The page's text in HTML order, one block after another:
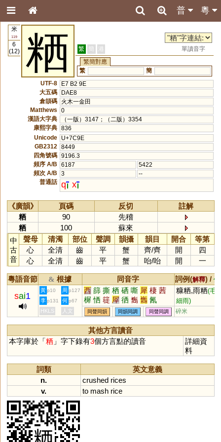
粵
普
米
119
6
(12)
粞 繁 簡 港
單讀音字
繁簡對應
繁
簡
UTF-8
E7 B2 9E
大五碼
DAE8
倉頡碼
火木一金田
Matthews
0
漢語大字典
（一版）3147；（二版）3354
康熙字典 836
Unicode
U+7C9E
GB2312
8449
四角號碼 9196.3
頻序 A/B
6187
5422
頻次 A/B
3
--
普通話 q x
《廣韻》 頁碼 反切
註解
粞
90
先稽
粞
100
蘇來
中
古
音
聲母 清濁 部位 聲調 韻攝 韻目 開合
等第
心
全清 齒 平 蟹 齊/齊 開
四
心
全清 齒 平 蟹 咍/咍 開 一
粵語音節 & 根據 同音字 詞例(解釋) /
sai1
黃 p10 周 p127 西 篩 撕 栖 硒 嘶 犀 棲 茜
樨 恓 簁 屖 徆 雟 巂 氥
糠粞,雨粞(毛
細雨)
李 p131 何 p67
HKLS 人文 同聲同韻 同韻同調 同聲同調 碎米
其他方言讀音
本字庫於「粞」字下錄有3個方言點的讀音
詳細資
料
詞類
英文意義
n.
crushed rices
v.
to mash rice